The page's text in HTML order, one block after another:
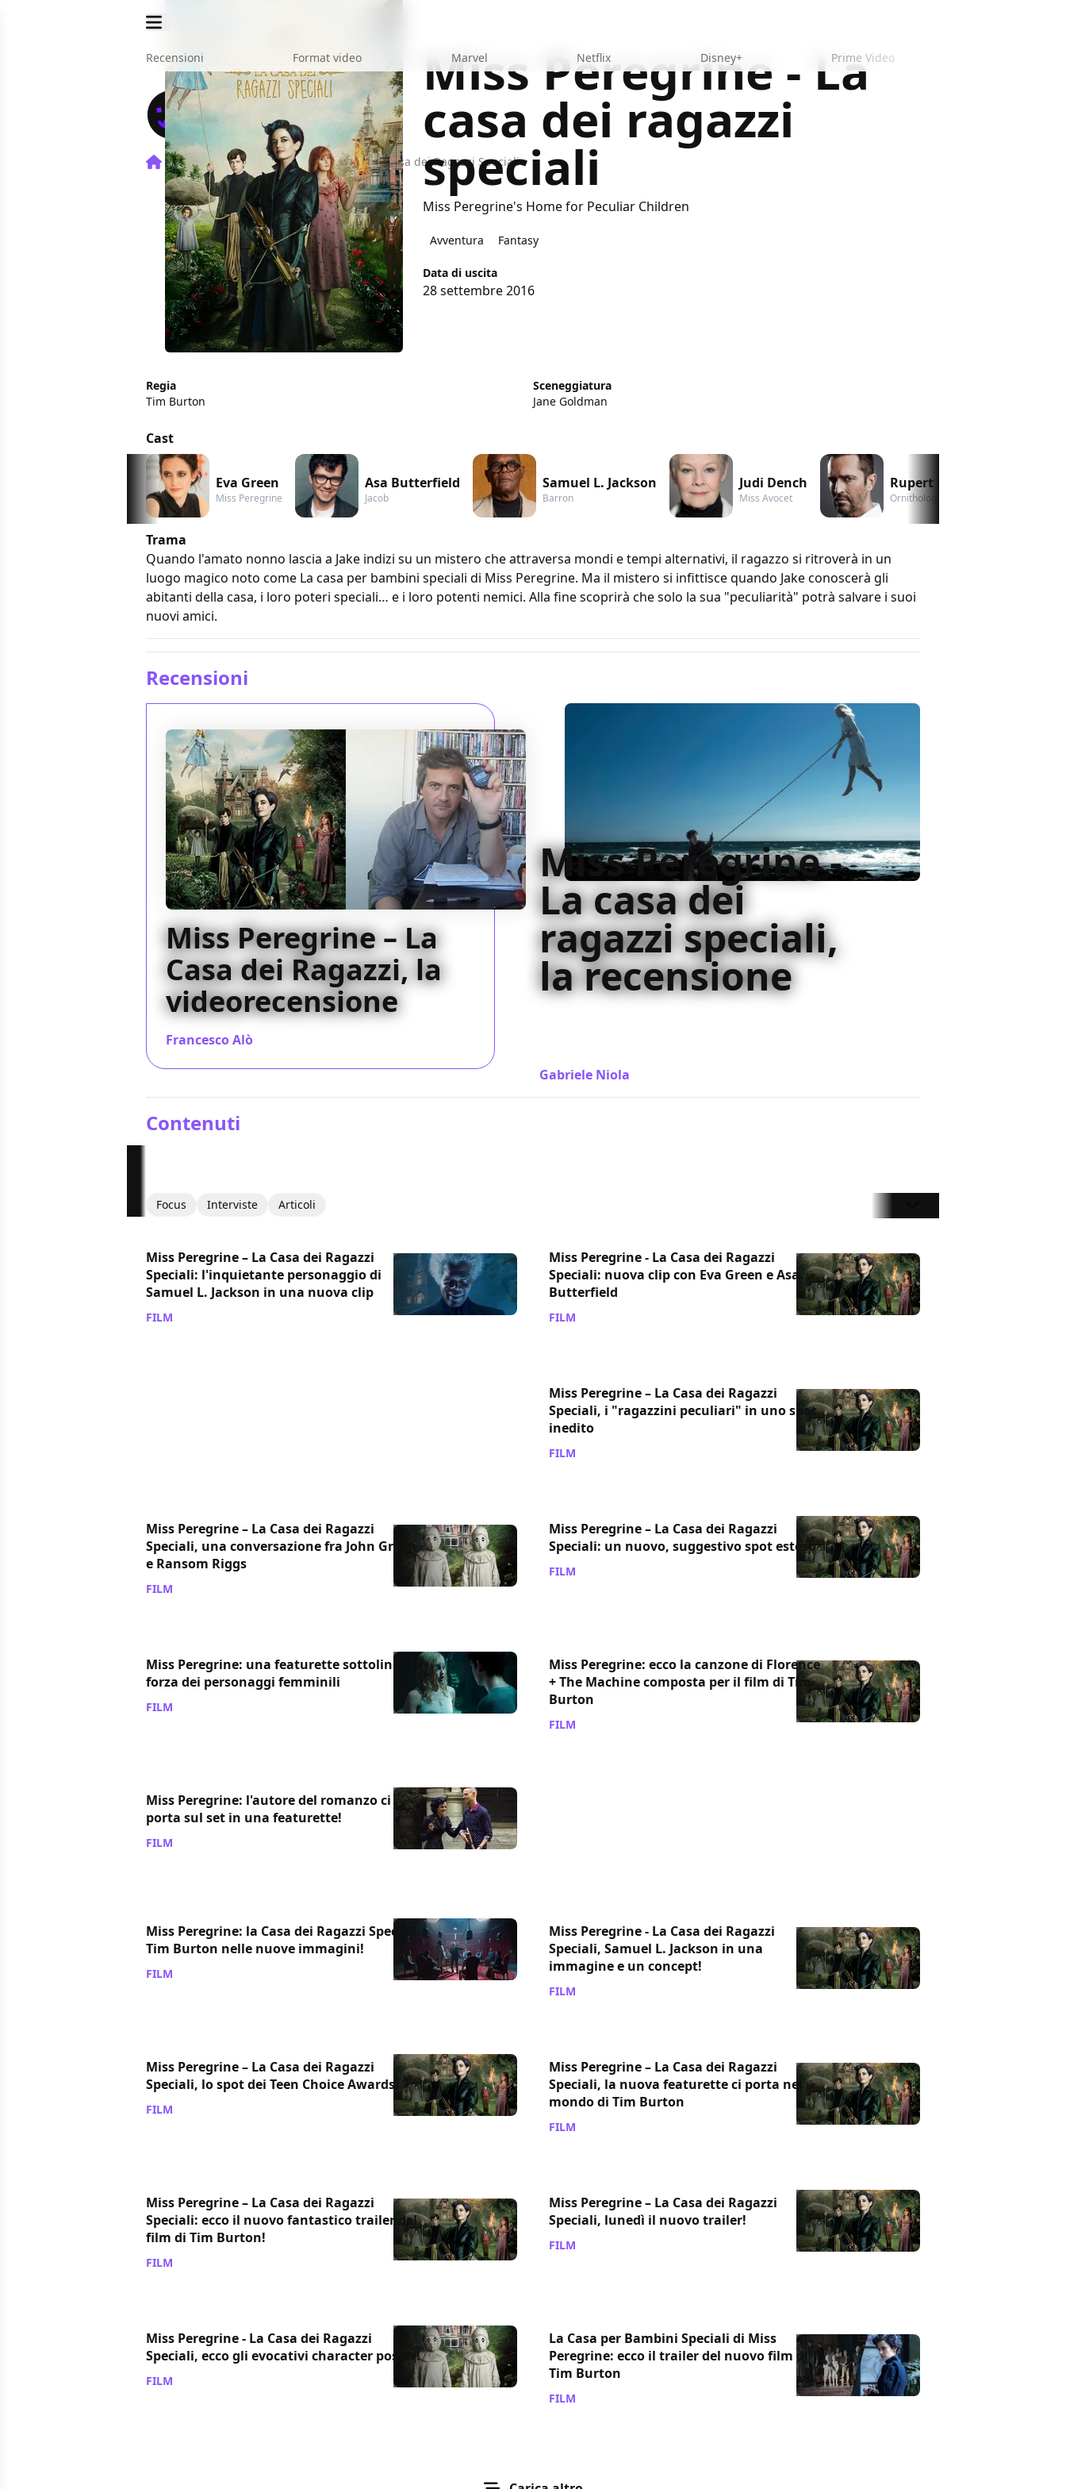
Recensioni Format video Marvel Netflix Disney+ Prime Video
Home Film Miss Peregrine - La Casa dei Ragazzi Speciali
Miss Peregrine - La
casa dei ragazzi
speciali
Miss Peregrine's Home for Peculiar Children
Avventura Fantasy
Data di uscita
28 settembre 2016
Regia
Tim Burton
Sceneggiatura
Jane Goldman
Cast
Eva Green
Miss Peregrine
Asa Butterfield
Jacob
Samuel L. Jackson
Barron
Judi Dench
Miss Avocet
Rupert Everett
Ornithologist
Trama
Quando l'amato nonno lascia a Jake indizi su un mistero che attraversa mondi e tempi alternativi, il ragazzo si ritroverà in un
luogo magico noto come La casa per bambini speciali di Miss Peregrine. Ma il mistero si infittisce quando Jake conoscerà gli
abitanti della casa, i loro poteri speciali… e i loro potenti nemici. Alla fine scoprirà che solo la sua "peculiarità" potrà salvare i suoi
nuovi amici.
Recensioni
Miss Peregrine – La
Casa dei Ragazzi, la
videorecensione
Francesco Alò
Miss Peregrine -
La casa dei
ragazzi speciali,
la recensione
Gabriele Niola
Contenuti
Focus Interviste Articoli
Miss Peregrine – La Casa dei Ragazzi
Speciali: l'inquietante personaggio di
Samuel L. Jackson in una nuova clip
FILM
Miss Peregrine - La Casa dei Ragazzi
Speciali: nuova clip con Eva Green e Asa
Butterfield
FILM
Miss Peregrine – La Casa dei Ragazzi
Speciali, i "ragazzini peculiari" in uno spot
inedito
FILM
Miss Peregrine – La Casa dei Ragazzi
Speciali, una conversazione fra John Green
e Ransom Riggs
FILM
Miss Peregrine – La Casa dei Ragazzi
Speciali: un nuovo, suggestivo spot esteso
FILM
Miss Peregrine: una featurette sottolinea la
forza dei personaggi femminili
FILM
Miss Peregrine: ecco la canzone di Florence
+ The Machine composta per il film di Tim
Burton
FILM
Miss Peregrine: l'autore del romanzo ci
porta sul set in una featurette!
FILM
Miss Peregrine: la Casa dei Ragazzi Speciali,
Tim Burton nelle nuove immagini!
FILM
Miss Peregrine - La Casa dei Ragazzi
Speciali, Samuel L. Jackson in una
immagine e un concept!
FILM
Miss Peregrine – La Casa dei Ragazzi
Speciali, lo spot dei Teen Choice Awards!
FILM
Miss Peregrine – La Casa dei Ragazzi
Speciali, la nuova featurette ci porta nel
mondo di Tim Burton
FILM
Miss Peregrine – La Casa dei Ragazzi
Speciali: ecco il nuovo fantastico trailer del
film di Tim Burton!
FILM
Miss Peregrine – La Casa dei Ragazzi
Speciali, lunedì il nuovo trailer!
FILM
Miss Peregrine - La Casa dei Ragazzi
Speciali, ecco gli evocativi character poster!
FILM
La Casa per Bambini Speciali di Miss
Peregrine: ecco il trailer del nuovo film di
Tim Burton
FILM